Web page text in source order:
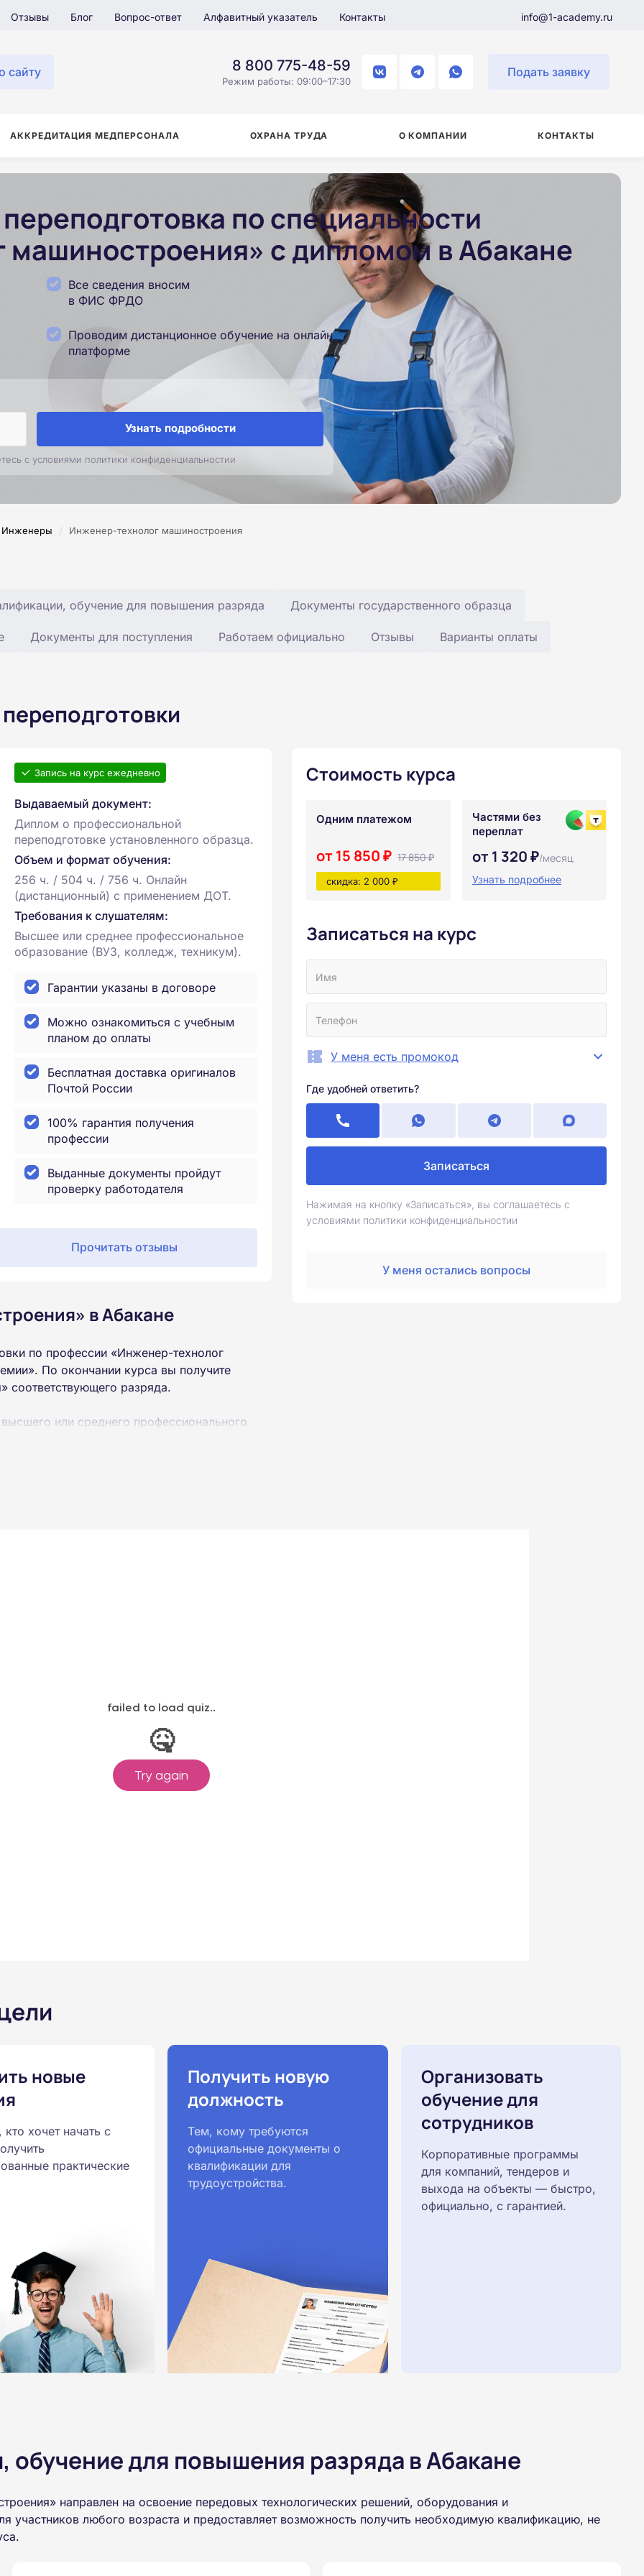
Отзывы Блог Вопрос-ответ Алфавитный указатель Контакты info@1-academy.ru
сайту 8 800 775-48-59
Режим работы: 09:00–17:30
Подать заявку
АККРЕДИТАЦИЯ МЕДПЕРСОНАЛА ОХРАНА ТРУДА О КОМПАНИИ КОНТАКТЫ
по специальности
с дипломом в Абакане
Все сведения вносим
в ФИС ФРДО
Проводим дистанционное обучение на онлайн
платформе
Узнать подробности
с условиями политики конфиденциальностии
Инженеры / Инженер-технолог машиностроения
обучение для повышения разряда Документы государственного образца
Документы для поступления Работаем официально Отзывы Варианты оплаты
Запись на курс ежедневно
Выдаваемый документ:
Диплом о профессиональной
переподготовке установленного образца.
Объем и формат обучения:
256 ч. / 504 ч. / 756 ч. Онлайн
(дистанционный) с применением ДОТ.
Требования к слушателям:
Высшее или среднее профессиональное
образование (ВУЗ, колледж, техникум).
Гарантии указаны в договоре
Можно ознакомиться с учебным
планом до оплаты
Бесплатная доставка оригиналов
Почтой России
100% гарантия получения
профессии
Выданные документы пройдут
проверку работодателя
Прочитать отзывы
в Абакане
по профессии «Инженер-технолог
По окончании курса вы получите
соответствующего разряда.
или среднего профессионального
образования.
Стоимость курса
Одним платежом
от 15 850 ₽ 17 850 ₽
скидка: 2 000 ₽
Частями без
переплат
от 1 320 ₽/месяц
Узнать подробнее
Записаться на курс
У меня есть промокод
Где удобней ответить?
Записаться
Нажимая на кнопку «Записаться», вы соглашаетесь с
условиями политики конфиденциальностии
У меня остались вопросы
новые
хочет начать с
практические
Получить новую
должность
Тем, кому требуются
официальные документы о
квалификации для
трудоустройства.
Организовать
обучение для
сотрудников
Корпоративные программы
для компаний, тендеров и
выхода на объекты — быстро,
официально, с гарантией.
для повышения разряда в Абакане
направлен на освоение передовых технологических решений, оборудования и
участников любого возраста и предоставляет возможность получить необходимую квалификацию, не